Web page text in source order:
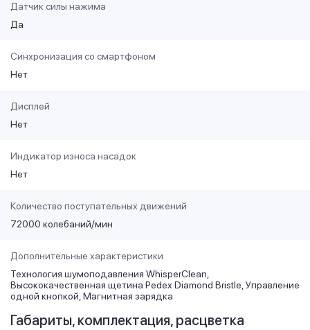
Датчик силы нажима
Да
Синхронизация со смартфоном
Нет
Дисплей
Нет
Индикатор износа насадок
Нет
Количество поступательных движений
72000 колебаний/мин
Дополнительные характеристики
Технология шумоподавления WhisperClean,
Высококачественная щетина Pedex Diamond Bristle, Управление
одной кнопкой, Магнитная зарядка
Габариты, комплектация, расцветка